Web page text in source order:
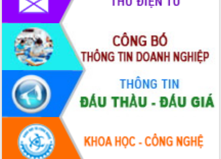
Hội thảo góp ý hồ sơ điều chỉnh quy
hoạch tỉnh Đắk Lắk thời kỳ 2021-2030,
tầm nhìn đến năm 2050
Nâng cao hiệu quả hoạt động của các
doanh nghiệp nhà nước
Hội nghị triển khai kết nối mạng
truyền số liệu chuyên dùng phục vụ cơ
quan Đảng, Nhà nước
Lễ phát động chuỗi hoạt động chung
tay làm sạch môi trường
Xã Ea Kar bước chuyển mình trong
công tác cải cách hành chính mô hình
mới
UBND tỉnh họp báo định kỳ tháng 4
năm 2026